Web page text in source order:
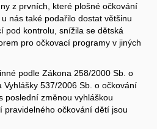
z prvních, které plošné očkování
nás také podařilo dostat většinu
pod kontrolu, snížila se dětská
pro očkovací programy v jiných
podle Zákona 258/2000 Sb. o
537/2006 Sb. o očkování
poslední změnou vyhláškou
pravidelného očkování dětí jsou